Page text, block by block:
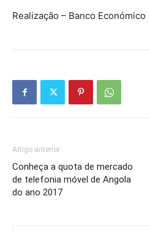
Realização – Banco Económico
Artigo anterior
Conheça a quota de mercado
de telefonia móvel de Angola
do ano 2017